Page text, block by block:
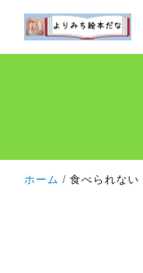
ホーム 食べられない